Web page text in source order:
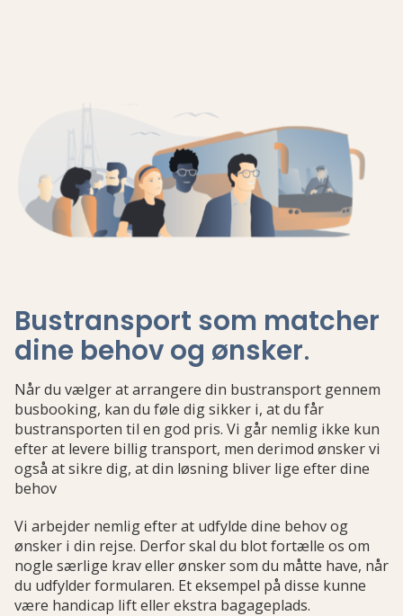
Bustransport som matcher
dine behov og ønsker.
Når du vælger at arrangere din bustransport gennem
busbooking, kan du føle dig sikker i, at du får
bustransporten til en god pris. Vi går nemlig ikke kun
efter at levere billig transport, men derimod ønsker vi
også at sikre dig, at din løsning bliver lige efter dine
behov
Vi arbejder nemlig efter at udfylde dine behov og
ønsker i din rejse. Derfor skal du blot fortælle os om
nogle særlige krav eller ønsker som du måtte have, når
du udfylder formularen. Et eksempel på disse kunne
være handicap lift eller ekstra bagageplads.